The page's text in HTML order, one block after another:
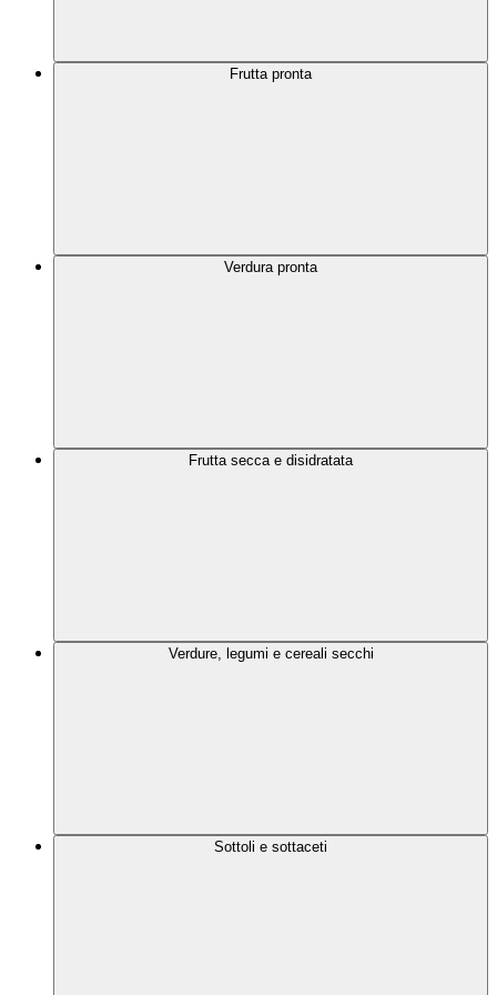
Frutta pronta
Verdura pronta
Frutta secca e disidratata
Verdure, legumi e cereali secchi
Sottoli e sottaceti